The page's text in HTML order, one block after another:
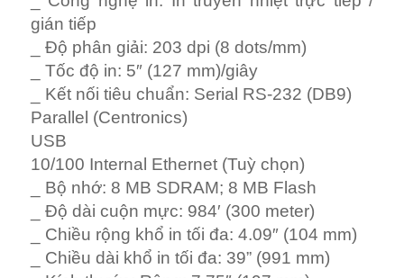
gián tiếp
_ Độ phân giải: 203 dpi (8 dots/mm)
_ Tốc độ in: 5″ (127 mm)/giây
_ Kết nối tiêu chuẩn: Serial RS-232 (DB9)
Parallel (Centronics)
USB
10/100 Internal Ethernet (Tuỳ chọn)
_ Bộ nhớ: 8 MB SDRAM; 8 MB Flash
_ Độ dài cuộn mực: 984′ (300 meter)
_ Chiều rộng khổ in tối đa: 4.09″ (104 mm)
_ Chiều dài khổ in tối đa: 39” (991 mm)